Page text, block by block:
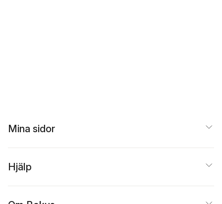
Mina sidor
Hjälp